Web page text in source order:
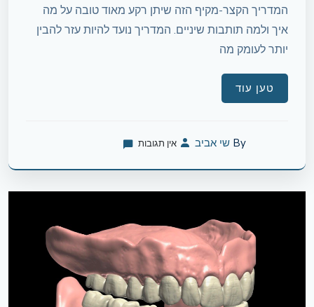
המדריך הקצר-מקיף הזה שיתן רקע מאוד טובה על מה
איך ולמה תותבות שיניים. המדריך נועד להיות עזר להבין
יותר לעומק מה
טען עוד
By שי אביב אין תגובות